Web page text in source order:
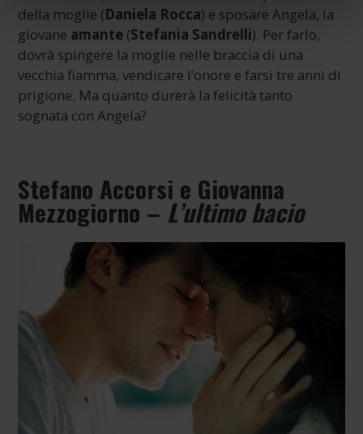
della moglie (Daniela Rocca) e sposare Angela, la
giovane amante (Stefania Sandrelli). Per farlo,
dovrà spingere la moglie nelle braccia di una
vecchia fiamma, vendicare l’onore e farsi tre anni di
prigione. Ma quanto durerà la felicità tanto
sognata con Angela?
Stefano Accorsi e Giovanna
Mezzogiorno – L’ultimo bacio